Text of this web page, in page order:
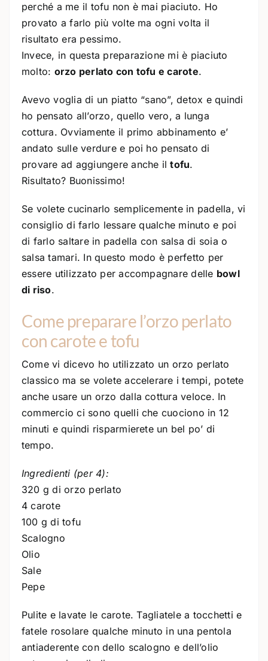
perché a me il tofu non è mai piaciuto. Ho
provato a farlo più volte ma ogni volta il
risultato era pessimo.
Invece, in questa preparazione mi è piaciuto
molto: orzo perlato con tofu e carote.
Avevo voglia di un piatto “sano”, detox e quindi
ho pensato all’orzo, quello vero, a lunga
cottura. Ovviamente il primo abbinamento e’
andato sulle verdure e poi ho pensato di
provare ad aggiungere anche iltofu.
Risultato? Buonissimo!
Se volete cucinarlo semplicemente in padella, vi
consiglio di farlo lessare qualche minuto e poi
di farlo saltare in padella con salsa di soia o
salsa tamari. In questo modo è perfetto per
essere utilizzato per accompagnare delle bowl
di riso.
Come preparare l’orzo perlato
con carote e tofu
Come vi dicevo ho utilizzato un orzo perlato
classico ma se volete accelerare i tempi, potete
anche usare un orzo dalla cottura veloce. In
commercio ci sono quelli che cuociono in 12
minuti e quindi risparmierete un bel po’ di
tempo.
Ingredienti (per 4):
320 g di orzo perlato
4 carote
100 g di tofu
Scalogno
Olio
Sale
Pepe
Pulite e lavate le carote. Tagliatele a tocchetti e
fatele rosolare qualche minuto in una pentola
antiaderente con dello scalogno e dell’olio